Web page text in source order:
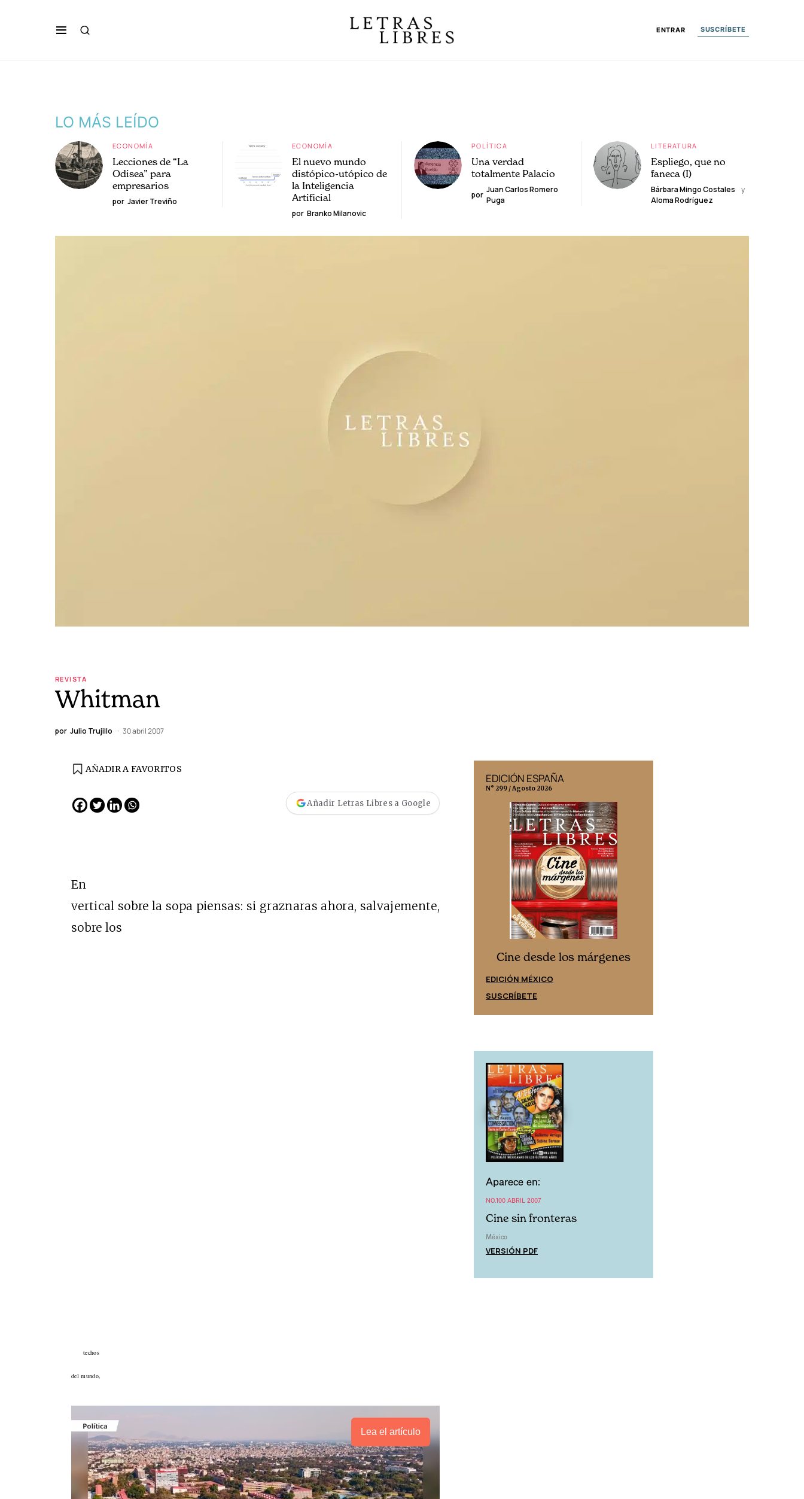
ENTRAR SUSCRÍBETE
LO MÁS LEÍDO
ECONOMÍA
Lecciones de “La
Odisea” para
empresarios
por Javier Treviño
ECONOMÍA
El nuevo mundo
distópico-utópico de
la Inteligencia
Artificial
por Branko Milanovic
POLÍTICA
Una verdad
totalmente Palacio
por
Juan Carlos Romero
Puga
LITERATURA
Espliego, que no
faneca (I)
Bárbara Mingo Costales
y
Aloma Rodríguez
REVISTA
Whitman
por Julio Trujillo 30 abril 2007
AÑADIR A FAVORITOS
Añadir Letras Libres a Google
En
vertical sobre la sopa piensas: si graznaras ahora, salvajemente,
sobre los
techos
del mundo,
Lea el artículo
EDICIÓN ESPAÑA
N° 299 / Agosto 2026
Cine desde los márgenes
EDICIÓN MÉXICO
SUSCRÍBETE
Aparece en:
NO.100 ABRIL 2007
Cine sin fronteras
México
VERSIÓN PDF